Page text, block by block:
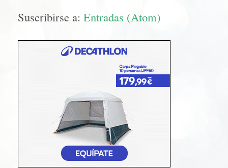
Suscribirse a: Entradas (Atom)